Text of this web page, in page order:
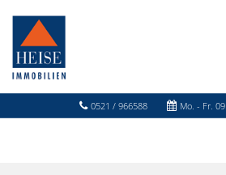
0521 / 966588 Mo. - Fr.